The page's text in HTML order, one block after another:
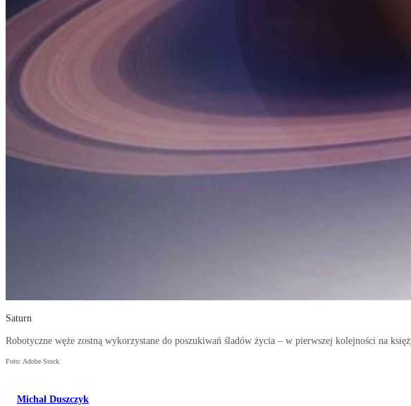
Saturn
Robotyczne węże zostną wykorzystane do poszukiwań śladów życia – w pierwszej kolejności na
Foto: Adobe Stock
Michał Duszczyk